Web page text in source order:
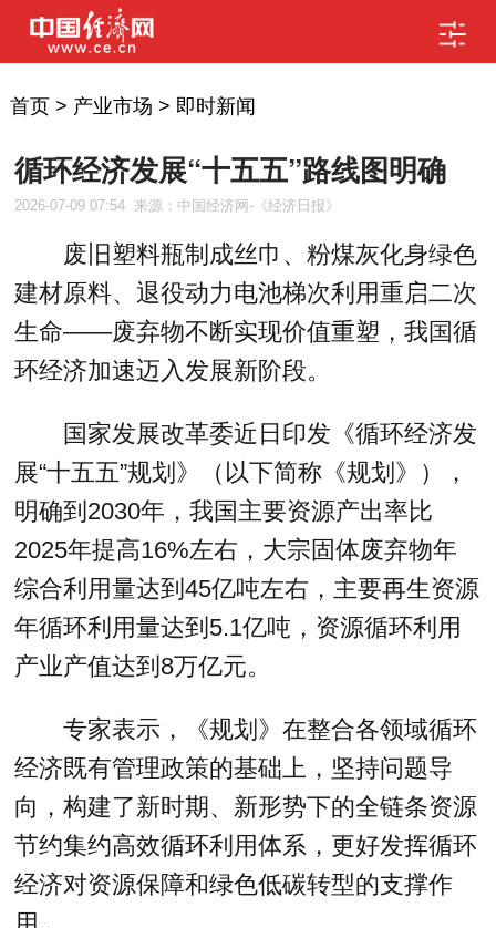
首页> 产业市场 > 即时新闻
循环经济发展“十五五”路线图明确
2026-07-09 07:54 来源：中国经济网-《经济日报》
废旧塑料瓶制成丝巾、粉煤灰化身绿色
建材原料、退役动力电池梯次利用重启二次
生命——废弃物不断实现价值重塑，我国循
环经济加速迈入发展新阶段。
国家发展改革委近日印发《循环经济发
展“十五五”规划》（以下简称《规划》），
明确到2030年，我国主要资源产出率比
2025年提高16%左右，大宗固体废弃物年
综合利用量达到45亿吨左右，主要再生资源
年循环利用量达到5.1亿吨，资源循环利用
产业产值达到8万亿元。
专家表示，《规划》在整合各领域循环
经济既有管理政策的基础上，坚持问题导
向，构建了新时期、新形势下的全链条资源
节约集约高效循环利用体系，更好发挥循环
经济对资源保障和绿色低碳转型的支撑作